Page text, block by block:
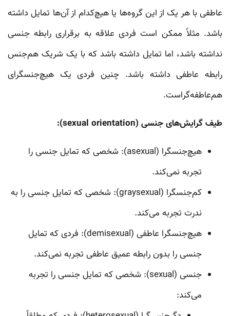
عاطفی با هر یک از این گروه‌ها یا هیچ‌کدام از آن‌ها تمایل داشته
باشد. مثلاً ممکن است فردی علاقه به برقراری رابطه جنسی
نداشته باشد، اما تمایل داشته باشد که با یک شریک هم‌جنس
رابطه عاطفی داشته باشد. چنین فردی یک هیچ‌جنسگرای
هم‌عاطفه‌گراست.
طیف گرایش‌های جنسی (sexual orientation):
هیچ‌جنسگرا (asexual): شخصی که تمایل جنسی را
تجربه نمی‌کند.
کم‌جنسگرا (graysexual): شخصی که تمایل جنسی را به
ندرت تجربه می‌کند.
هیچ‌جنسگرا عاطفی (demisexual): فردی که تمایل
جنسی را بدون رابطه عمیق عاطفی تجربه نمی‌کند.
جنسی (sexual): شخصی که تمایل جنسی را تجربه
می‌کند: